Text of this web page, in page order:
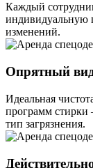
Каждый
индивидуальную
изменений.
Опрятный
Идеальная
программ стирки
тип загрязнения.